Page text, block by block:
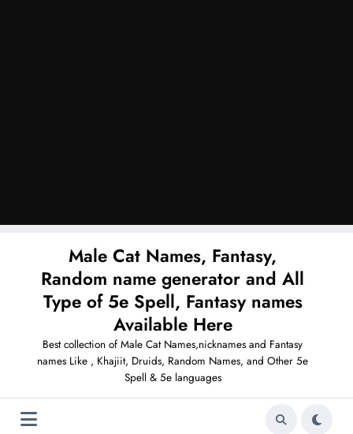
Male Cat Names, Fantasy,
Random name generator and All
Type of 5e Spell, Fantasy names
Available Here
Best collection of Male Cat Names,nicknames and Fantasy
names Like , Khajiit, Druids, Random Names, and Other 5e
Spell & 5e languages